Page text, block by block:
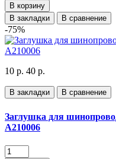
В корзину
В закладки
В сравнение
-75%
10 р. 40 р.
В закладки В сравнение
Заглушка для
A210006